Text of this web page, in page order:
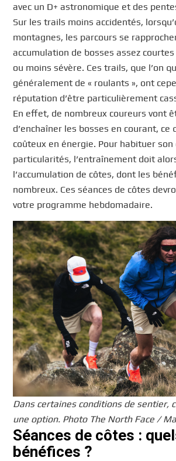
avec un D+ astronomique et des
Sur les trails moins accidentés,
montagnes, les parcours se
accumulation de bosses assez
ou moins sévère. Ces trails, que l’on
généralement de « roulants », ont
réputation d’être particulièrement
En effet, de nombreux coureurs vont
d’enchaîner les bosses en courant, ce
coûteux en énergie. Pour habituer son
particularités, l’entraînement doit
l’accumulation de côtes, dont les
nombreux. Ces séances de côtes
votre programme hebdomadaire.
Dans certaines conditions de sentier,
une option. Photo The North Face /
Séances de côtes :
bénéfices ?